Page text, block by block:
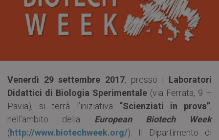
Venerdì 29 settembre 2017, presso i Laboratori
Didattici di Biologia Sperimentale (via Ferrata, 9 –
Pavia), si terrà l’iniziativa “Scienziati in prova”,
nell’ambito della European Biotech Week
(http://www.biotechweek.org/). Il Dipartimento di